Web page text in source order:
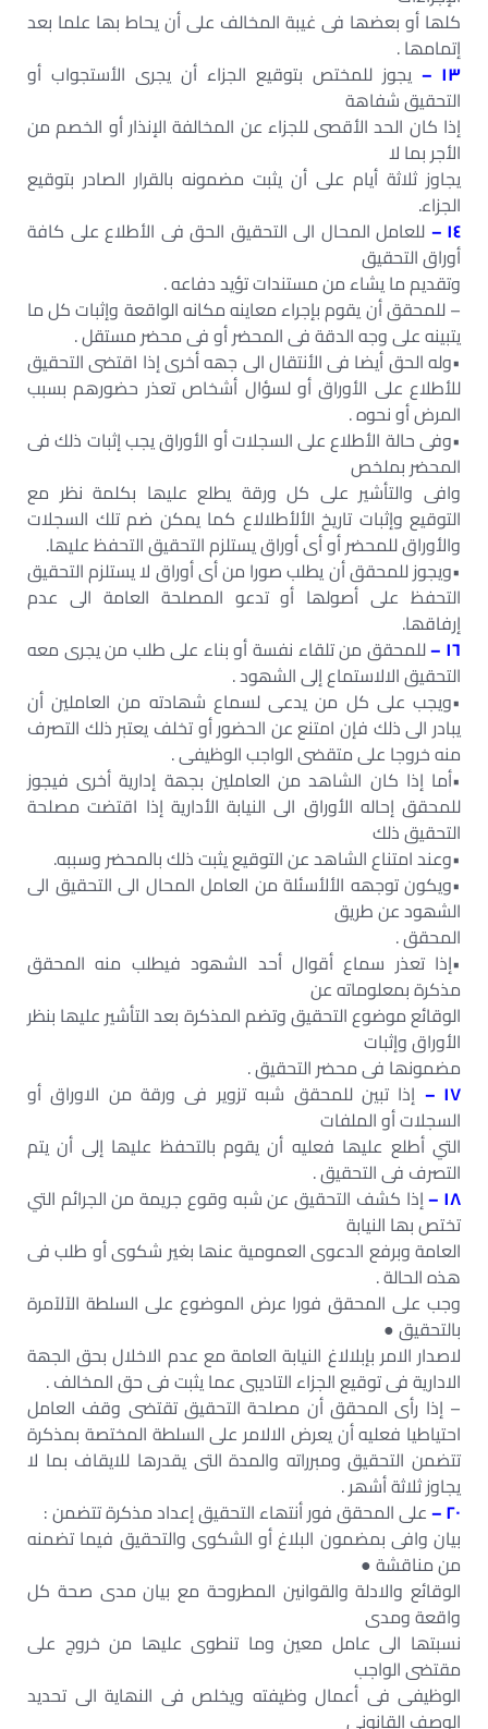
كلھا أو بعضھا فى غيبة المخالف على أن يحاط بھا علما بعد
إتمامھا .
١٣ –
يجوز للمختص بتوقيع الجزاء أن يجرى الأستجواب أو
التحقيق شفاھة
إذا كان الحد الأقصى للجزاء عن المخالفة الإنذار أو الخصم من
الأجر بما لا
يجاوز ثلاثة أيام على أن يثبت مضمونه بالقرار الصادر بتوقيع
الجزاء.
١٤ –
للعامل المحال الى التحقيق الحق فى الأطلاع على كافة
أوراق التحقيق
وتقديم ما يشاء من مستندات تؤيد دفاعه .
– للمحقق أن يقوم بإجراء معاينه مكانه الواقعة وإثبات كل ما
يتبينه على وجه الدقة فى المحضر أو فى محضر مستقل .
•وله الحق أيضا فى الأنتقال الى جھه أخرى إذا اقتضى التحقيق
للأطلاع على الأوراق أو لسؤال أشخاص تعذر حضورھم بسبب
المرض أو نحوه .
•وفى حالة الأطلاع على السجلات أو الأوراق يجب إثبات ذلك فى
المحضر بملخص
وافى والتأشير على كل ورقة يطلع عليھا بكلمة نظر مع
التوقيع وإثبات تاريخ الألأطلالاع كما يمكن ضم تلك السجلات
والأوراق للمحضر أو أى أوراق يستلزم التحقيق التحفظ عليھا.
•ويجوز للمحقق أن يطلب صورا من أى أوراق لا يستلزم التحقيق
التحفظ على أصولھا أو تدعو المصلحة العامة الى عدم
إرفاقھا.
١٦ – للمحقق من تلقاء نفسة أو بناء على طلب من يجرى معه
التحقيق الالاستماع إلى الشھود .
•ويجب على كل من يدعى لسماع شھادته من العاملين أن
يبادر الى ذلك فإن امتنع عن الحضور أو تخلف يعتبر ذلك التصرف
منه خروجا على متقضى الواجب الوظيفى .
•أما إذا كان الشاھد من العاملين بجھة إدارية أخرى فيجوز
للمحقق إحاله الأوراق الى النيابة الأدارية إذا اقتضت مصلحة
التحقيق ذلك
•وعند امتناع الشاھد عن التوقيع يثبت ذلك بالمحضر وسببه.
•ويكون توجھه الألأسئلة من العامل المحال الى التحقيق الى
الشھود عن طريق
المحقق .
•إذا تعذر سماع أقوال أحد الشھود فيطلب منه المحقق
مذكرة بمعلوماته عن
الوقائع موضوع التحقيق وتضم المذكرة بعد التأشير عليھا بنظر
الأوراق وإثبات
مضمونھا فى محضر التحقيق .
١٧ –
إذا تبين للمحقق شبه تزوير فى ورقة من الاوراق أو
السجلات أو الملفات
التي أطلع عليھا فعليه أن يقوم بالتحفظ عليھا إلى أن يتم
التصرف فى التحقيق .
١٨ – إذا كشف التحقيق عن شبه وقوع جريمة من الجرائم التي
تختص بھا النيابة
العامة وبرفع الدعوى العمومية عنھا بغير شكوى أو طلب فى
ھذه الحالة .
وجب على المحقق فورا عرض الموضوع على السلطة الآلآمرة
بالتحقيق ●
لاصدار الامر بإبلالاغ النيابة العامة مع عدم الاخلال بحق الجھة
الادارية فى توقيع الجزاء التاديبى عما يثبت فى حق المخالف .
– إذا رأى المحقق أن مصلحة التحقيق تقتضى وقف العامل
احتياطيا فعليه أن يعرض الالامر على السلطة المختصة بمذكرة
تتضمن التحقيق ومبرراته والمدة التى يقدرھا للايقاف بما لا
يجاوز ثلاثة أشھر .
٢٠ –
على المحقق فور أنتھاء التحقيق إعداد مذكرة تتضمن :
بيان وافى بمضمون البلاغ أو الشكوى والتحقيق فيما تضمنه
من مناقشة ●
الوقائع والادلة والقوانين المطروحة مع بيان مدى صحة كل
واقعة ومدى
نسبتھا الى عامل معين وما تنطوى عليھا من خروج على
مقتضى الواجب
الوظيفى فى أعمال وظيفته ويخلص فى النھاية الى تحديد
الوصف القانونى